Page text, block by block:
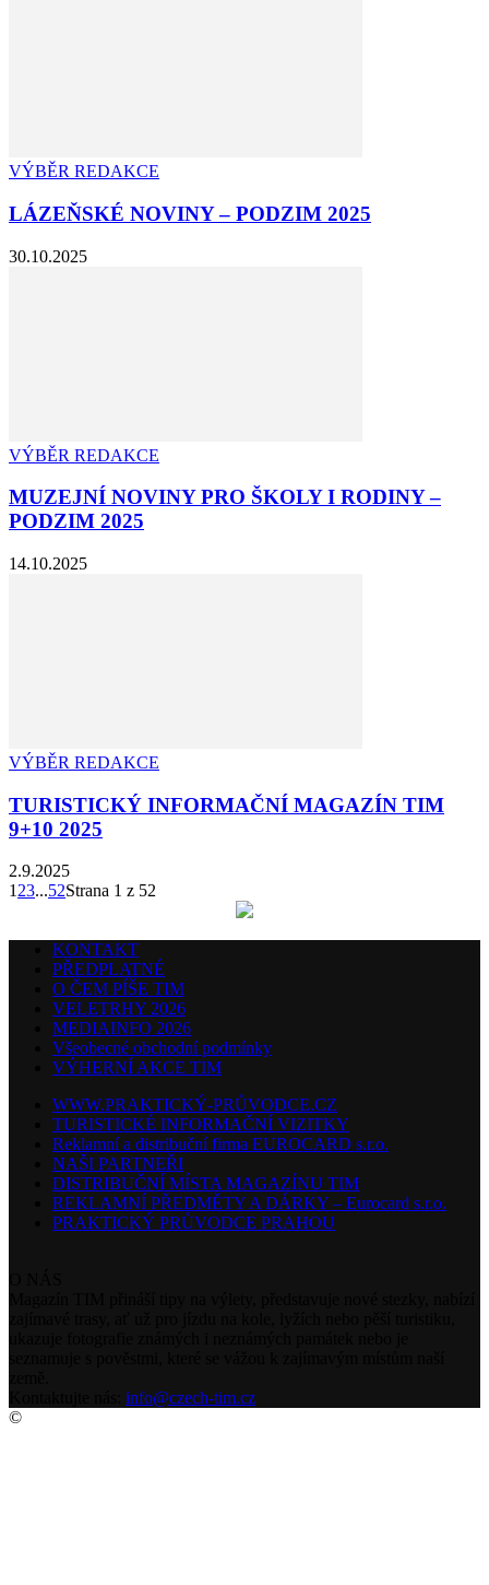
VÝBĚR REDAKCE
LÁZEŇSKÉ NOVINY – PODZIM 2025
30.10.2025
VÝBĚR REDAKCE
MUZEJNÍ NOVINY PRO ŠKOLY I RODINY –
PODZIM 2025
14.10.2025
VÝBĚR REDAKCE
TURISTICKÝ INFORMAČNÍ MAGAZÍN TIM
9+10 2025
2.9.2025
123...52Strana 1 z 52
KONTAKT
PŘEDPLATNÉ
O ČEM PÍŠE TIM
VELETRHY 2026
MEDIAINFO 2026
Všeobecné obchodní podmínky
VÝHERNÍ AKCE TIM
WWW.PRAKTICKÝ-PRŮVODCE.CZ
TURISTICKÉ INFORMAČNÍ VIZITKY
Reklamní a distribuční firma EUROCARD s.r.o.
NAŠI PARTNEŘI
DISTRIBUČNÍ MÍSTA MAGAZÍNU TIM
REKLAMNÍ PŘEDMĚTY A DÁRKY – Eurocard s.r.o.
PRAKTICKÝ PRŮVODCE PRAHOU
info@czech-tim.cz
©